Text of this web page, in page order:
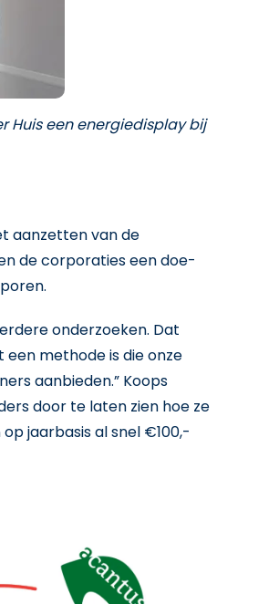
Huis een energiedisplay bij
aanzetten van de
de corporaties een doe-
onderzoeken. Dat
een methode is die onze
aanbieden.” Koops
door te laten zien hoe ze
jaarbasis al snel €100,-